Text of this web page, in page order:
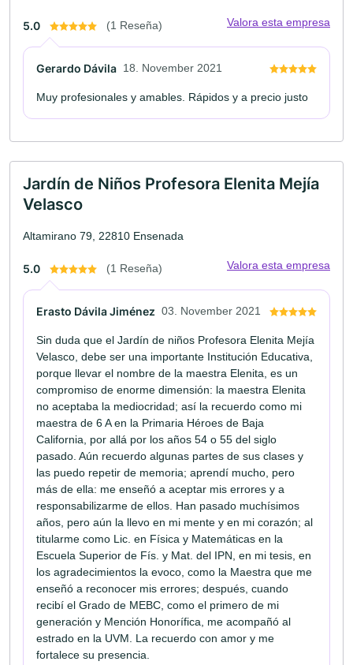
5.0 (1 Reseña) Valora esta empresa
Gerardo Dávila 18. November 2021
Muy profesionales y amables. Rápidos y a precio justo
Jardín de Niños Profesora Elenita Mejía
Velasco
Altamirano 79, 22810 Ensenada
5.0 (1 Reseña) Valora esta empresa
Erasto Dávila Jiménez 03. November 2021
Sin duda que el Jardín de niños Profesora Elenita Mejía
Velasco, debe ser una importante Institución Educativa,
porque llevar el nombre de la maestra Elenita, es un
compromiso de enorme dimensión: la maestra Elenita
no aceptaba la mediocridad; así la recuerdo como mi
maestra de 6 A en la Primaria Héroes de Baja
California, por allá por los años 54 o 55 del siglo
pasado. Aún recuerdo algunas partes de sus clases y
las puedo repetir de memoria; aprendí mucho, pero
más de ella: me enseñó a aceptar mis errores y a
responsabilizarme de ellos. Han pasado muchísimos
años, pero aún la llevo en mi mente y en mi corazón; al
titularme como Lic. en Física y Matemáticas en la
Escuela Superior de Fís. y Mat. del IPN, en mi tesis, en
los agradecimientos la evoco, como la Maestra que me
enseñó a reconocer mis errores; después, cuando
recibí el Grado de MEBC, como el primero de mi
generación y Mención Honorífica, me acompañó al
estrado en la UVM. La recuerdo con amor y me
fortalece su presencia.